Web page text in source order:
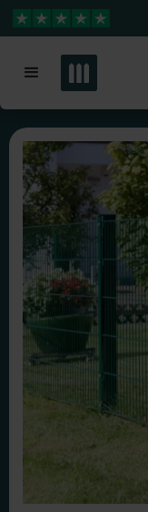
Wähle ein anderes
Standort zu sehen
4,3 Sterne